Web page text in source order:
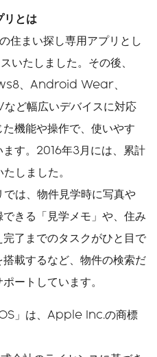
リとは
まい探し専用アプリとし
いたしました。その後、
、Android Wear、
幅広いデバイスに対応
機能や操作で、使いやす
す。2016年3月には、累計
しました。
、物件見学時に写真や
きる「見学メモ」や、住み
了までのタスクがひと目で
載するなど、物件の検索だ
ートしています。
」は、Apple Inc.の商標